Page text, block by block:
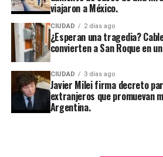
viajaron a México.
CIUDAD 2 días ago
¿Esperan una tragedia?
convierten a San Roque en
CIUDAD 3 días ago
Javier Milei firma decreto
extranjeros que promuevan
Argentina.